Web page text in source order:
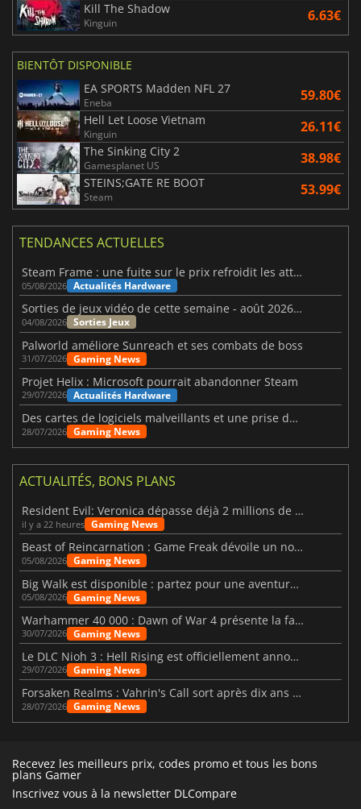
Kill The Shadow
Kinguin 6.63€
BIENTÔT DISPONIBLE
EA SPORTS Madden NFL 27
Eneba 59.80€
Hell Let Loose Vietnam
Kinguin 26.11€
The Sinking City 2
Gamesplanet US 38.98€
STEINS;GATE RE BOOT
Steam 53.99€
TENDANCES ACTUELLES
Steam Frame : une fuite sur le prix refroidit les attentes VR
05/08/2026 Actualités Hardware
Sorties de jeux vidéo de cette semaine - août 2026 (semaine 32)
04/08/2026 Sorties Jeux
Palworld améliore Sunreach et ses combats de boss
31/07/2026 Gaming News
Projet Helix : Microsoft pourrait abandonner Steam
29/07/2026 Actualités Hardware
Des cartes de logiciels malveillants et une prise de contrôle de Discord ont touché Meccha Chameleon
28/07/2026 Gaming News
ACTUALITÉS, BONS PLANS
Resident Evil: Veronica dépasse déjà 2 millions de wishlists
il y a 22 heures Gaming News
Beast of Reincarnation : Game Freak dévoile un nouveau pari
05/08/2026 Gaming News
Big Walk est disponible : partez pour une aventure entre amis
05/08/2026 Gaming News
Warhammer 40 000 : Dawn of War 4 présente la faction des Nécrons
30/07/2026 Gaming News
Le DLC Nioh 3 : Hell Rising est officiellement annoncé
29/07/2026 Gaming News
Forsaken Realms : Vahrin's Call sort après dix ans de développement
28/07/2026 Gaming News
Recevez les meilleurs prix, codes promo et tous les bons
plans Gamer
Inscrivez vous à la newsletter DLCompare